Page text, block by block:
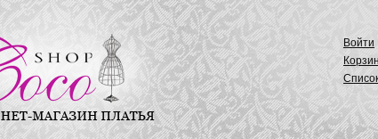
Войти